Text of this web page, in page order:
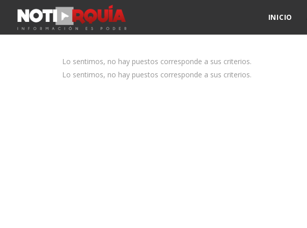
INICIO
Lo sentimos, no hay puestos corresponde a sus criterios.
Lo sentimos, no hay puestos corresponde a sus criterios.